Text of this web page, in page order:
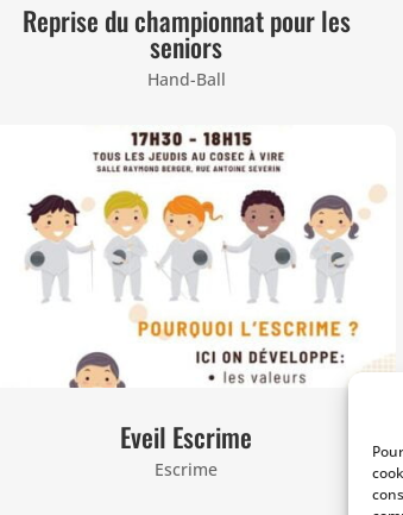
Reprise du championnat pour les
seniors
Hand-Ball
Eveil Escrime
Escrime